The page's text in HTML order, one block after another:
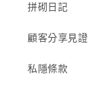
拼砌日記
顧客分享見證
私隱條款